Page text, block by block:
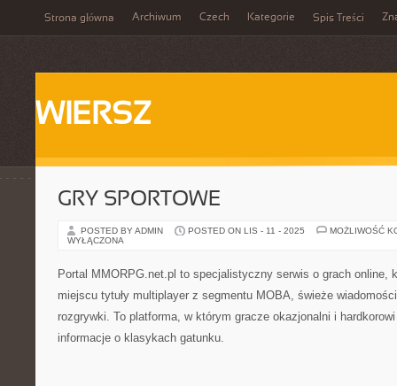
Strona główna Archiwum Czech Kategorie Spis Treści
WIERSZ
GRY SPORTOWE
POSTED BY ADMIN POSTED ON LIS - 11 - 2025
MOŻLIWOŚĆ
WYŁĄCZONA
Portal MMORPG.net.pl to specjalistyczny serwis o grach online,
miejscu tytuły multiplayer z segmentu MOBA, świeże
rozgrywki. To platforma, w którym gracze okazjonalni i
informacje o klasykach gatunku.